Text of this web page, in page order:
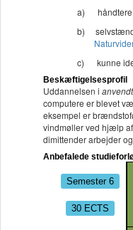
a)
b)
c)
kunne
Beskæftigelsesprofil
Uddannelsen i
computere er blevet
eksempel er
vindmøller ved hjælp
dimittender arbejder
Anbefalede
Semester 6
30 ECTS